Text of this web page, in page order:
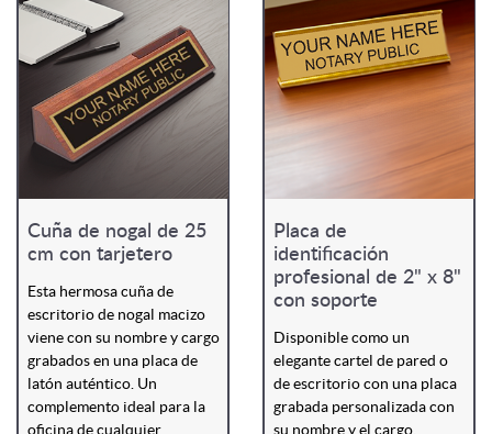
Cuña de nogal de 25
cm con tarjetero
Esta hermosa cuña de
escritorio de nogal macizo
viene con su nombre y cargo
grabados en una placa de
latón auténtico. Un
complemento ideal para la
oficina de cualquier
Placa de
identificación
profesional de 2" x 8"
con soporte
Disponible como un
elegante cartel de pared o
de escritorio con una placa
grabada personalizada con
su nombre y el cargo.